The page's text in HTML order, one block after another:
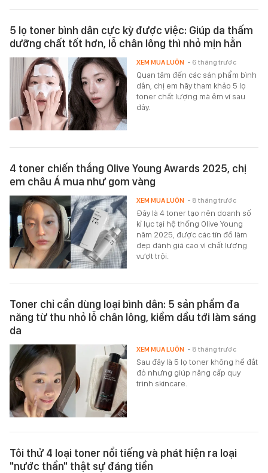
5 lọ toner bình dân cực kỳ được việc: Giúp da thấm
dưỡng chất tốt hơn, lỗ chân lông thì nhỏ mịn hẳn
Quan tâm đến các sản phẩm bình
dân, chị em hãy tham khảo 5 lọ
toner chất lượng mà êm ví sau
đây.
XEM MUA LUÔN - 6 tháng trước
4 toner chiến thắng Olive Young Awards 2025, chị
em châu Á mua như gom vàng
Đây là 4 toner tạo nên doanh số
kỉ lục tại hệ thống Olive Young
năm 2025, được các tín đồ làm
đẹp đánh giá cao vì chất lượng
vượt trội.
XEM MUA LUÔN - 8 tháng trước
Toner chỉ cần dùng loại bình dân: 5 sản phẩm đa
năng từ thu nhỏ lỗ chân lông, kiềm dầu tới làm sáng
da
Sau đây là 5 lọ toner không hề đắt
đỏ nhưng giúp nâng cấp quy
trình skincare.
XEM MUA LUÔN - 8 tháng trước
Tôi thử 4 loại toner nổi tiếng và phát hiện ra loại
"nước thần" thật sự đáng tiền